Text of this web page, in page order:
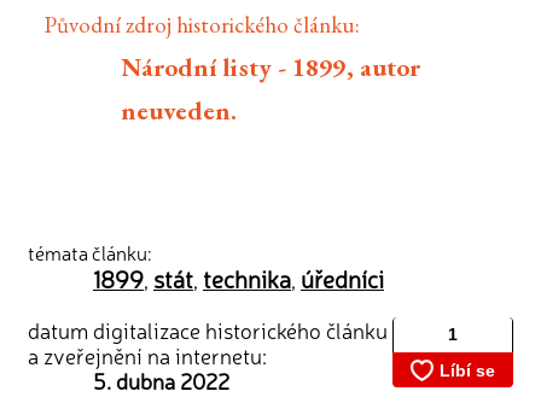
Původní zdroj historického článku:
Národní listy - 1899, autor
neuveden.
témata článku:
1899, stát, technika, úředníci
datum digitalizace historického článku
a zveřejnění na internetu:
5. dubna 2022